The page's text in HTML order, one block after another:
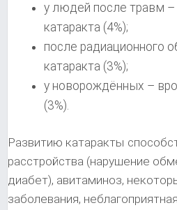
у людей после травм –
катаракта (4%);
после радиационного
катаракта (3%);
у новорождённых –
(3%).
Развитию катаракты
расстройства (нарушение
диабет), авитаминоз,
заболевания,